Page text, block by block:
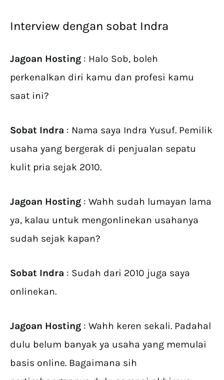
Interview dengan sobat Indra
Jagoan Hosting : Halo Sob, boleh
perkenalkan diri kamu dan profesi kamu
saat ini?
Sobat Indra : Nama saya Indra Yusuf. Pemilik
usaha yang bergerak di penjualan sepatu
kulit pria sejak 2010.
Jagoan Hosting : Wahh sudah lumayan lama
ya, kalau untuk mengonlinekan usahanya
sudah sejak kapan?
Sobat Indra : Sudah dari 2010 juga saya
onlinekan.
Jagoan Hosting : Wahh keren sekali. Padahal
dulu belum banyak ya usaha yang memulai
basis online. Bagaimana sih